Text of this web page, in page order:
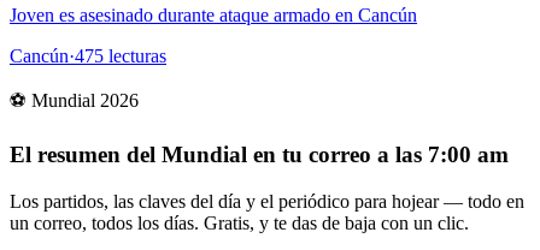
Joven es asesinado durante ataque armado en Cancún
Cancún·475 lecturas
⚽ Mundial 2026
El resumen del Mundial en tu correo a las 7:00 am
Los partidos, las claves del día y el periódico para hojear — todo en
un correo, todos los días. Gratis, y te das de baja con un clic.